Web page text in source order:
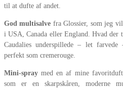
til at dufte af andet.
God multisalve fra Glossier, som jeg
i USA, Canada eller England. Hvad der
Caudalies underspillede – let
perfekt som cremerouge.
Mini-spray med en af mine
som er en skarpskåren, moderne